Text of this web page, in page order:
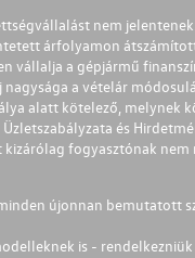
nem
árfolyamon
a gépjármű
a vételár
alatt kötelező,
és
fogyasztónak
újonnan
is -